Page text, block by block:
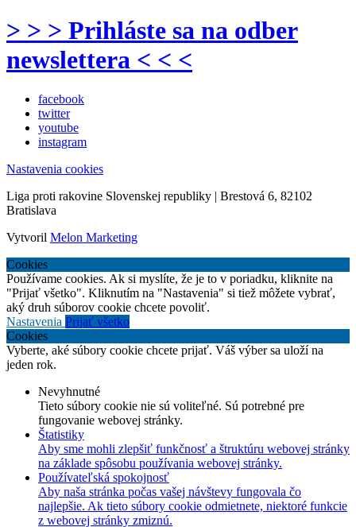
> > > Prihláste sa na odber
newslettera < < <
facebook
twitter
youtube
instagram
Nastavenia cookies
Liga proti rakovine Slovenskej republiky | Brestová 6, 82102
Bratislava
Vytvoril Melon Marketing
Cookies
Používame cookies. Ak si myslíte, že je to v poriadku, kliknite na
"Prijať všetko". Kliknutím na "Nastavenia" si tiež môžete vybrať,
aký druh súborov cookie chcete povoliť.
Nastavenia Prijať všetko
Cookies
Vyberte, aké súbory cookie chcete prijať. Váš výber sa uloží na
jeden rok.
Nevyhnutné
Tieto súbory cookie nie sú voliteľné. Sú potrebné pre
fungovanie webovej stránky.
Štatistiky
Aby sme mohli zlepšiť funkčnosť a štruktúru webovej stránky
na základe spôsobu používania webovej stránky.
Používateľská spokojnosť
Aby naša stránka počas vašej návštevy fungovala čo
najlepšie. Ak tieto súbory cookie odmietnete, niektoré funkcie
z webovej stránky zmiznú.